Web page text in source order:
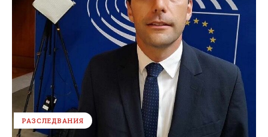
РАЗСЛЕДВАНИЯ